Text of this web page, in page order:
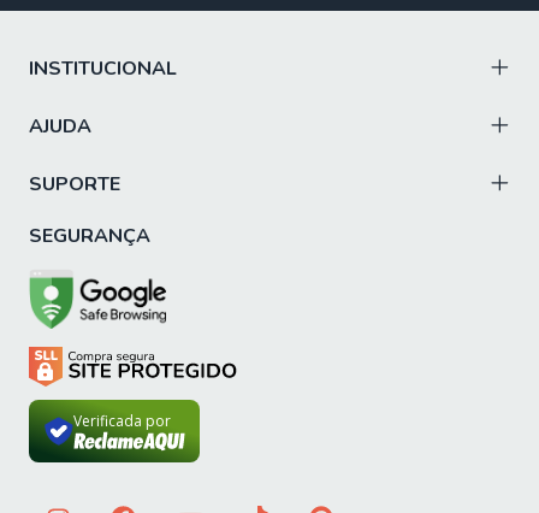
INSTITUCIONAL
AJUDA
SUPORTE
SEGURANÇA
Verificada por